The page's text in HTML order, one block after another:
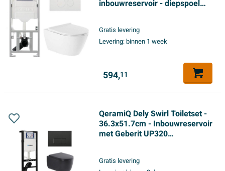
inbouwreservoir - diepspoel
wit
Gratis levering
Levering:binnen 1 week
594,11
QeramiQ Dely Swirl Toiletset -
36.3x51.7cm - Inbouwreservoir
met Geberit UP320
bedieningsplaat - rechthoekige
Gratis levering